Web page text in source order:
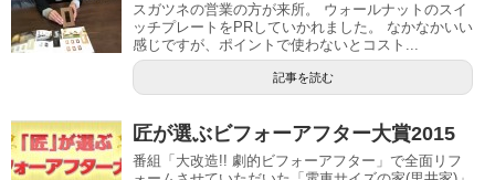
スガツネの営業の方が来所。 ウォールナットのスイ
ッチプレートをPRしていかれました。 なかなかいい
感じですが、ポイントで使わないとコスト...
記事を読む
匠が選ぶビフォーアフター大賞2015
番組「大改造!! 劇的ビフォーアフター」で全面リフ